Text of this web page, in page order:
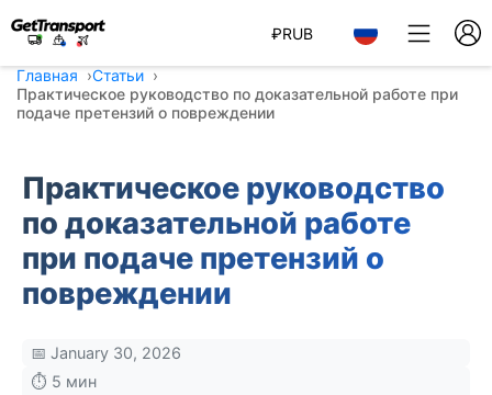
₽RUB
Главная
Статьи
Практическое руководство по доказательной работе при
подаче претензий о повреждении
Практическое руководство
по доказательной работе
при подаче претензий о
повреждении
📅 January 30, 2026
⏱️ 5 мин